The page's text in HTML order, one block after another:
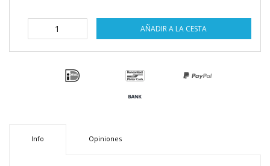
AÑADIR A LA CESTA
Info Opiniones